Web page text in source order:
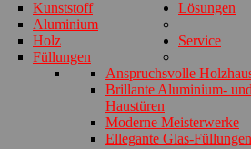
Kunststoff
Aluminium
Holz
Füllungen
Anspruchsvolle
Brillante Aluminium-
Haustüren
Moderne Meisterwerke
Ellegante Glas-Füllungen
Lösungen
Service